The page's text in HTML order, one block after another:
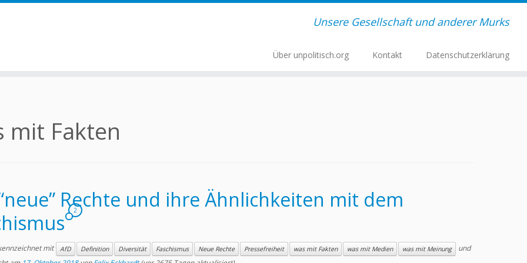
Unsere Gesellschaft und anderer Murks
Über unpolitisch.org Kontakt Datenschutzerklärung
mit Fakten
Rechte und ihre Ähnlichkeiten mit dem
2
mit AfD Definition Diversität Faschismus Neue Rechte Pressefreiheit was mit Fakten was mit Medien was mit Meinung
und